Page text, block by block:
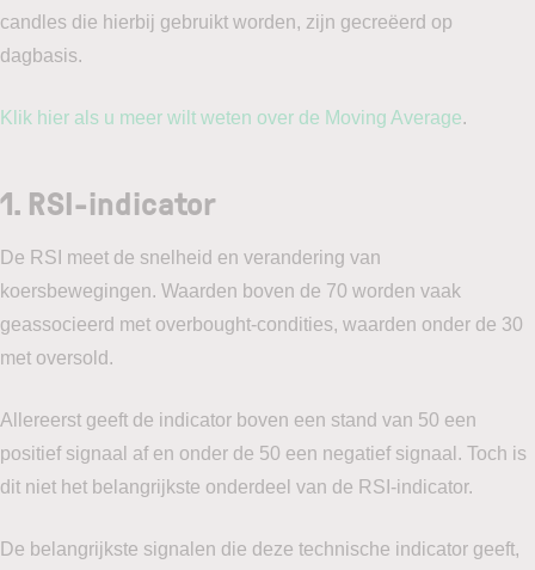
candles die hierbij gebruikt worden, zijn gecreëerd op
dagbasis.
Klik hier als u meer wilt weten over de Moving Average.
1. RSI-indicator
De RSI meet de snelheid en verandering van
koersbewegingen. Waarden boven de 70 worden vaak
geassocieerd met overbought-condities, waarden onder de 30
met oversold.
Allereerst geeft de indicator boven een stand van 50 een
positief signaal af en onder de 50 een negatief signaal. Toch is
dit niet het belangrijkste onderdeel van de RSI-indicator.
De belangrijkste signalen die deze technische indicator geeft,